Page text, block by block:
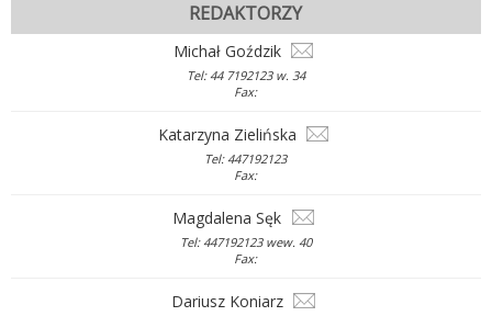
REDAKTORZY
Michał Goździk
Tel: 44 7192123 w. 34
Fax:
Katarzyna Zielińska
Tel: 447192123
Fax:
Magdalena Sęk
Tel: 447192123 wew. 40
Fax:
Dariusz Koniarz